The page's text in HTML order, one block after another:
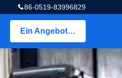
86-0519-83996829
Ein Angebot bekommen